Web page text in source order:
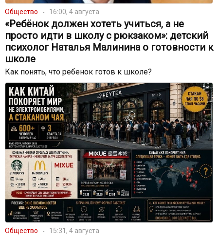
Общество 16:00, 4 августа
«Ребёнок должен хотеть учиться, а не
просто идти в школу с рюкзаком»: детский
психолог Наталья Малинина о готовности к
школе
Как понять, что ребенок готов к школе?
Общество 15:31, 4 августа